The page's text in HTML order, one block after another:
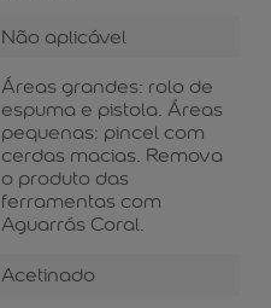
Não aplicável
Áreas grandes: rolo de
espuma e pistola. Áreas
pequenas: pincel com
cerdas macias. Remova
o produto das
ferramentas com
Aguarrás Coral.
Acetinado